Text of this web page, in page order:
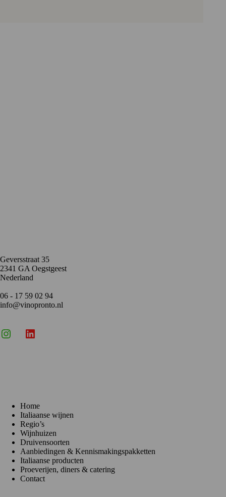
Geversstraat 35
2341 GA Oegstgeest
Nederland
06 - 17 59 02 94
info@vinopronto.nl
InstagramLinkedIn
Home
Italiaanse wijnen
Regio’s
Wijnhuizen
Druivensoorten
Aanbiedingen & Kennismakingspakketten
Italiaanse producten
Proeverijen, diners & catering
Contact